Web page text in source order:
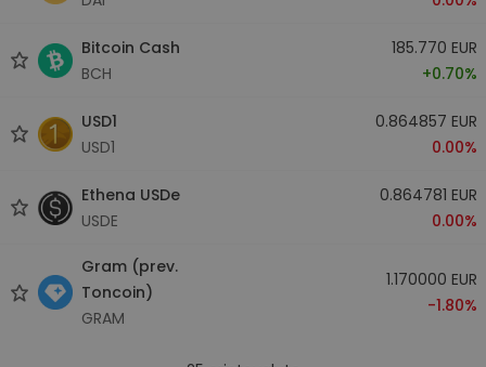
Bitcoin Cash
BCH
185.770 EUR
+0.70%
USD1
USD1
0.864857 EUR
0.00%
Ethena USDe
USDE
0.864781 EUR
0.00%
Gram (prev.
Toncoin)
GRAM
1.170000 EUR
-1.80%